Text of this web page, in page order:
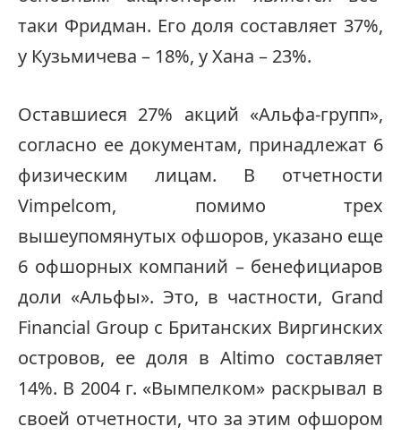
таки Фридман. Его доля составляет 37%,
у Кузьмичева – 18%, у Хана – 23%.
Оставшиеся 27% акций «Альфа-групп»,
согласно ее документам, принадлежат 6
физическим лицам. В отчетности
Vimpelcom, помимо трех
вышеупомянутых офшоров, указано еще
6 офшорных компаний – бенефициаров
доли «Альфы». Это, в частности, Grand
Financial Group с Британских Виргинских
островов, ее доля в Altimo составляет
14%. В 2004 г. «Вымпелком» раскрывал в
своей отчетности, что за этим офшором